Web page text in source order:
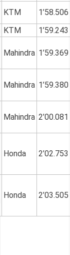
KTM
1’58.506
KTM 1’59.243
Mahindra 1’59.369
Mahindra 1’59.380
Mahindra 2’00.081
Honda 2’02.753
Honda 2’03.505